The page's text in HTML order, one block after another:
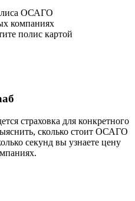
ОСАГО
компаниях
полис картой
страховка для конкретного
сколько стоит ОСАГО
секунд вы узнаете цену